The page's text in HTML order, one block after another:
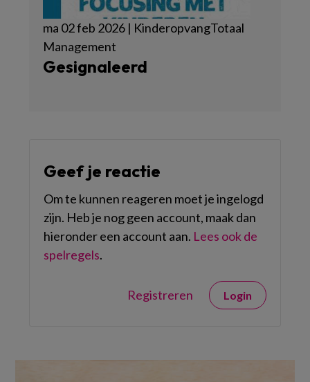
ma 02 feb 2026 | KinderopvangTotaal
Management
Gesignaleerd
Geef je reactie
Om te kunnen reageren moet je ingelogd
zijn. Heb je nog geen account, maak dan
hieronder een account aan. Lees ook de
spelregels.
Registreren Login